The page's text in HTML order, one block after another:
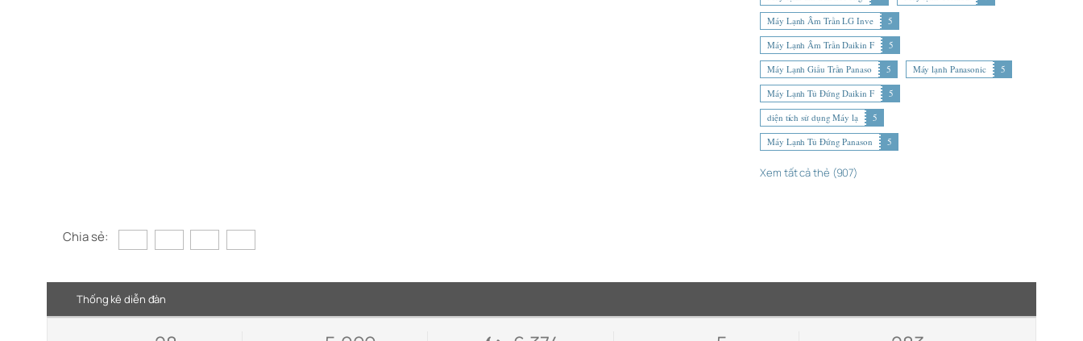
Máy Lạnh Âm Trần LG Inve
5
Máy Lạnh Âm Trần Daikin F
5
Máy Lạnh Giấu Trần Panaso
5 Máy lạnh Panasonic
5
Máy Lạnh Tủ Đứng Daikin F
5
diện tích sử dụng Máy lạ
5
Máy Lạnh Tủ Đứng Panason
5
Xem tất cả thẻ (907)
Chia sẻ:
Thống kê diễn đàn